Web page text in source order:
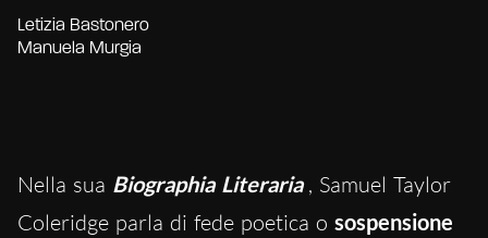
Letizia Bastonero
Manuela Murgia
Nella sua Biographia Literaria , Samuel Taylor
Coleridge parla di fede poetica o sospensione